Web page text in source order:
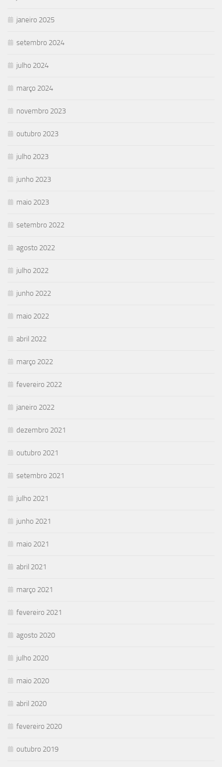
janeiro 2025
setembro 2024
julho 2024
março 2024
novembro 2023
outubro 2023
julho 2023
junho 2023
maio 2023
setembro 2022
agosto 2022
julho 2022
junho 2022
maio 2022
abril 2022
março 2022
fevereiro 2022
janeiro 2022
dezembro 2021
outubro 2021
setembro 2021
julho 2021
junho 2021
maio 2021
abril 2021
março 2021
fevereiro 2021
agosto 2020
julho 2020
maio 2020
abril 2020
fevereiro 2020
outubro 2019